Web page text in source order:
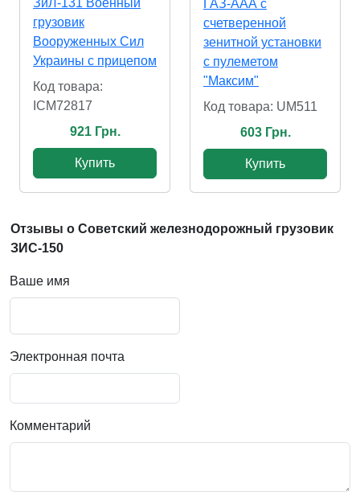
грузовик
Вооруженных Сил
Украины с прицепом
Код товара:
ICM72817
921 Грн.
Купить
ГАЗ-ААА с
счетверенной
зенитной установки
с пулеметом
"Максим"
Код товара: UM511
603 Грн.
Купить
Отзывы о Советский железнодорожный грузовик
ЗИС-150
Ваше имя
Электронная почта
Комментарий